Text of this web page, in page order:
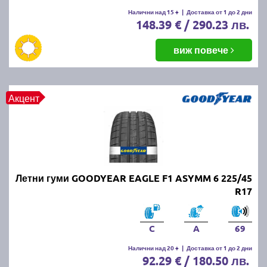
Летните гуми се считат за износени, когато
дълбочината на протектора падне под 1.6 мм.
Въпреки това, за по-добро сцепление и
безопасност се препоръчва смяната им при
дълбочина под 3 мм.
ПРОЧЕТИ ОЩЕ:Има ли закон за зимни гуми в
България?
Можем ли да шофираме със
зимни гуми през лятото?
Въпреки че е законно, не се препоръчва, защото
зимните гуми са направени от по-мека смес, която
се износва по-бързо при високи температури.
Освен това, те имат по-дълъг спирачен път и по-
слабо сцепление на суха и мокра настилка през
Налични над 15 + | Доставка от 1 до 2 дни
148.39 € / 290.23 лв.
виж повече
Акцент
Летни гуми GOODYEAR EAGLE F1 ASYMM 6 225/45
R17
C A 69
Налични над 20 + | Доставка от 1 до 2 дни
92.29 € / 180.50 лв.